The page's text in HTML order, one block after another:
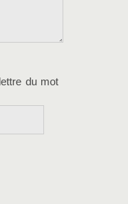
lettre du mot